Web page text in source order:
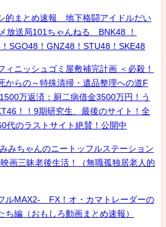
的まとめ速報 地下格闘アイドルだい
放送局101ちゃんねる BNK48 ！
SGO48！GNZ48！STU48！SKE48
ィニッシュゴミ屋敷補完計画 ＜必殺！
からの～特殊清掃・遺品整理への道F
万返済：厨二病借金3500万円！う
！！9期研究生、最後のサイト！全
代のラストサイト絶賛！公開中
みちゃんのニートッフルステーション
画三昧老後生活！（無職孤独居老人的
ルMAX2- FX！オ・カマトレーダーの
編（おもしろ動画まとめ速報）